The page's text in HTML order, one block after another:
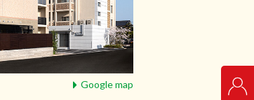
Google map